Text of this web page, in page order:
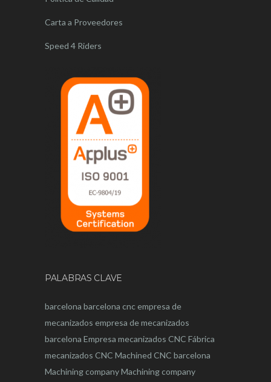
Carta a Proveedores
Speed 4 Riders
PALABRAS CLAVE
barcelona barcelona cncempresa de
mecanizados empresa de mecanizados
barcelona Empresa mecanizados CNC Fábrica
mecanizados CNC Machined CNC barcelona
Machining companyMachining company